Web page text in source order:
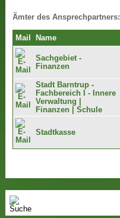
Ämter des Ansprechpartners:
Mail Name
Sachgebiet -
Finanzen
Stadt Barntrup -
Fachbereich I - Innere
Verwaltung |
Finanzen | Schule
Stadtkasse